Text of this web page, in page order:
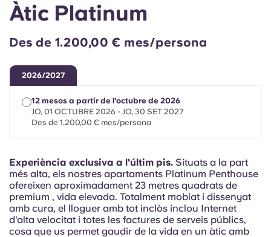
Chinese
Español
Deutsch
French
Portuguese
Àtic Platinum
Des de 1.200,00 € mes/persona
2026/2027
12 mesos a partir de l'octubre de 2026
JO, 01 OCTUBRE 2026 - JO, 30 SET 2027
Des de 1.200,00 € mes/persona
Experiència exclusiva a l'últim pis. Situats a la part
més alta, els nostres apartaments Platinum Penthouse
ofereixen aproximadament 23 metres quadrats de
premium , vida elevada. Totalment moblat i dissenyat
amb cura, el lloguer amb tot inclòs inclou Internet
d'alta velocitat i totes les factures de serveis públics,
cosa que us permet gaudir de la vida en un àtic amb